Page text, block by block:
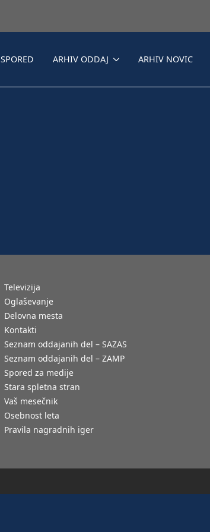
SPORED ARHIV ODDAJ ARHIV NOVIC
Televizija
Oglaševanje
Delovna mesta
Kontakti
Seznam oddajanih del – SAZAS
Seznam oddajanih del – ZAMP
Spored za medije
Stara spletna stran
Vaš mesečnik
Osebnost leta
Pravila nagradnih iger